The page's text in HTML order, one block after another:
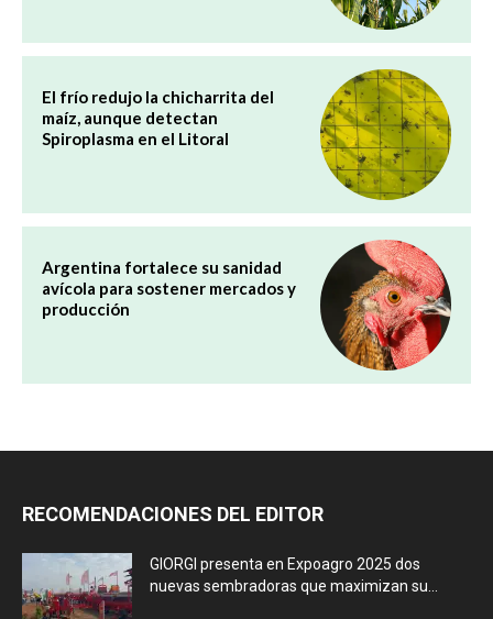
El frío redujo la chicharrita del
maíz, aunque detectan
Spiroplasma en el Litoral
Argentina fortalece su sanidad
avícola para sostener mercados y
producción
RECOMENDACIONES DEL EDITOR
GIORGI presenta en Expoagro 2025 dos
nuevas sembradoras que maximizan su...